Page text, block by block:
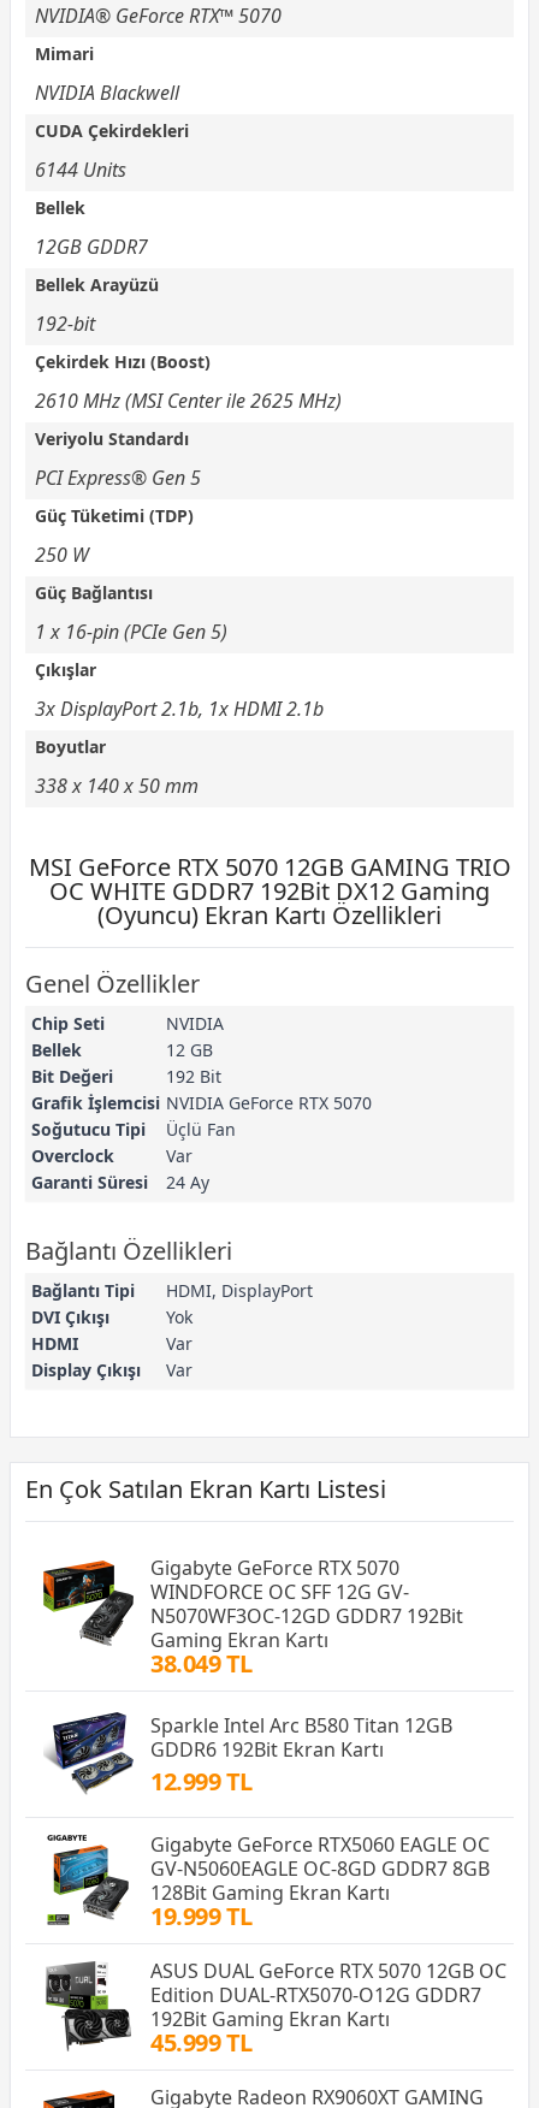
NVIDIA® GeForce RTX™ 5070
Mimari
NVIDIA Blackwell
CUDA Çekirdekleri
6144 Units
Bellek
12GB GDDR7
Bellek Arayüzü
192-bit
Çekirdek Hızı (Boost)
2610 MHz (MSI Center ile 2625 MHz)
Veriyolu Standardı
PCI Express® Gen 5
Güç Tüketimi (TDP)
250 W
Güç Bağlantısı
1 x 16-pin (PCIe Gen 5)
Çıkışlar
3x DisplayPort 2.1b, 1x HDMI 2.1b
Boyutlar
338 x 140 x 50 mm
MSI GeForce RTX 5070 12GB GAMING TRIO
OC WHITE GDDR7 192Bit DX12 Gaming
(Oyuncu) Ekran Kartı Özellikleri
Genel Özellikler
Chip Seti
NVIDIA
Bellek
12 GB
Bit Değeri
192 Bit
Grafik İşlemcisi NVIDIA GeForce RTX 5070
Soğutucu Tipi
Üçlü Fan
Overclock
Var
Garanti Süresi
24 Ay
Bağlantı Özellikleri
Bağlantı Tipi
HDMI, DisplayPort
DVI Çıkışı
Yok
HDMI
Var
Display Çıkışı
Var
En Çok Satılan Ekran Kartı Listesi
Gigabyte GeForce RTX 5070
WINDFORCE OC SFF 12G GV-
N5070WF3OC-12GD GDDR7 192Bit
Gaming Ekran Kartı
38.049 TL
Sparkle Intel Arc B580 Titan 12GB
GDDR6 192Bit Ekran Kartı
12.999 TL
Gigabyte GeForce RTX5060 EAGLE OC
GV-N5060EAGLE OC-8GD GDDR7 8GB
128Bit Gaming Ekran Kartı
19.999 TL
ASUS DUAL GeForce RTX 5070 12GB OC
Edition DUAL-RTX5070-O12G GDDR7
192Bit Gaming Ekran Kartı
45.999 TL
Gigabyte Radeon RX9060XT GAMING